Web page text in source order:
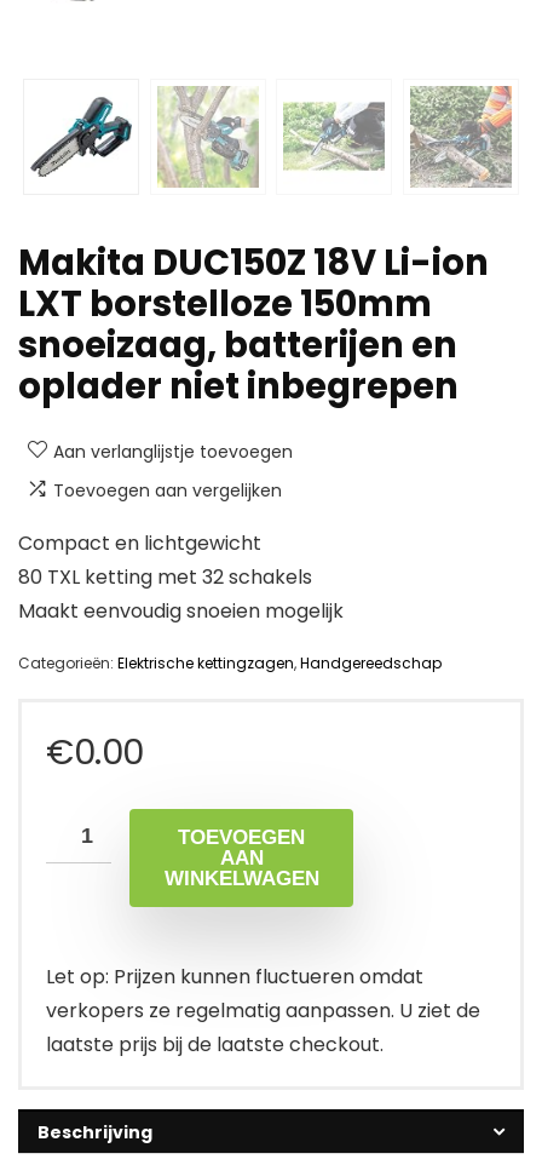
Makita DUC150Z 18V Li-ion
LXT borstelloze 150mm
snoeizaag, batterijen en
oplader niet inbegrepen
Aan verlanglijstje toevoegen
Toevoegen aan vergelijken
Compact en lichtgewicht
80 TXL ketting met 32 schakels
Maakt eenvoudig snoeien mogelijk
Categorieën: Elektrische kettingzagen,Handgereedschap
€0.00
TOEVOEGEN
AAN
WINKELWAGEN
Let op: Prijzen kunnen fluctueren omdat
verkopers ze regelmatig aanpassen. U ziet de
laatste prijs bij de laatste checkout.
Beschrijving